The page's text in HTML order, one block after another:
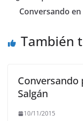
b
o
Conversando
También
Conversando
Salgán
10/11/2015